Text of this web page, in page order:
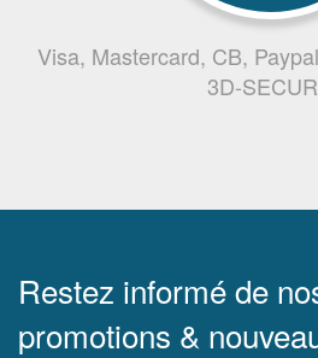
Visa, Mastercard, CB,
3D-
Restez informé de
promotions &